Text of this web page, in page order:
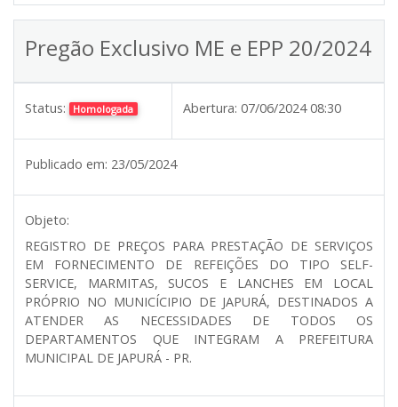
Pregão Exclusivo ME e EPP 20/2024
Status: Homologada Abertura: 07/06/2024 08:30
Publicado em: 23/05/2024
Objeto:
REGISTRO DE PREÇOS PARA PRESTAÇÃO DE SERVIÇOS
EM FORNECIMENTO DE REFEIÇÕES DO TIPO SELF-
SERVICE, MARMITAS, SUCOS E LANCHES EM LOCAL
PRÓPRIO NO MUNICÍCIPIO DE JAPURÁ, DESTINADOS A
ATENDER AS NECESSIDADES DE TODOS OS
DEPARTAMENTOS QUE INTEGRAM A PREFEITURA
MUNICIPAL DE JAPURÁ - PR.